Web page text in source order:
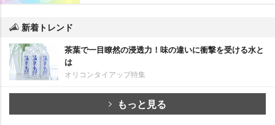
新着トレンド
茶葉で一目瞭然の浸透力！味の違いに衝撃を受ける水と
は
オリコンタイアップ特集
もっと見る